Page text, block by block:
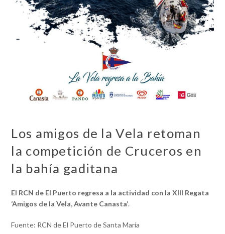
Los amigos de la Vela retoman
la competición de Cruceros en
la bahía gaditana
El RCN de El Puerto regresa a la actividad con la XIII Regata
‘Amigos de la Vela, Avante Canasta’.
Fuente: RCN de El Puerto de Santa María